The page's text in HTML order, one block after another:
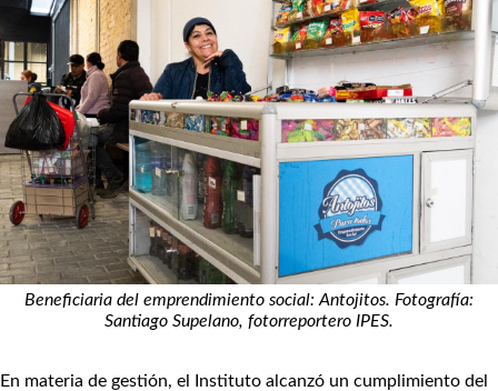
Beneficiaria del emprendimiento social: Antojitos. Fotografía:
Santiago Supelano, fotorreportero IPES.
En materia de gestión, el Instituto alcanzó un cumplimiento del